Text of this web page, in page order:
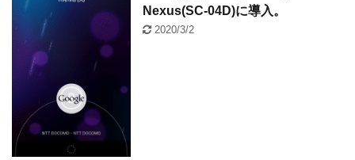
Nexus(SC-04D)に導入。
2020/3/2